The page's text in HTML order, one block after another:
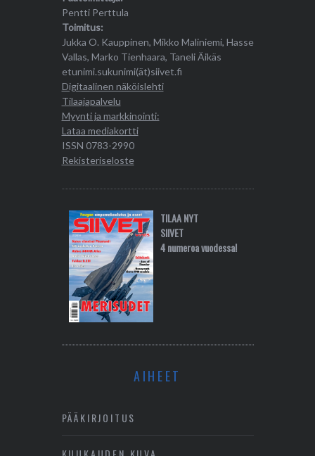
Pentti Perttula
Toimitus:
Jukka O. Kauppinen, Mikko Maliniemi, Hasse
Vallas, Marko Tienhaara, Taneli Äikäs
etunimi.sukunimi(ät)siivet.fi
Digitaalinen näköislehti
Tilaajapalvelu
Myynti ja markkinointi:
Lataa mediakortti
ISSN 0783-2990
Rekisteriseloste
TILAA NYT
SIIVET
4 numeroa vuodessa!
AIHEET
PÄÄKIRJOITUS